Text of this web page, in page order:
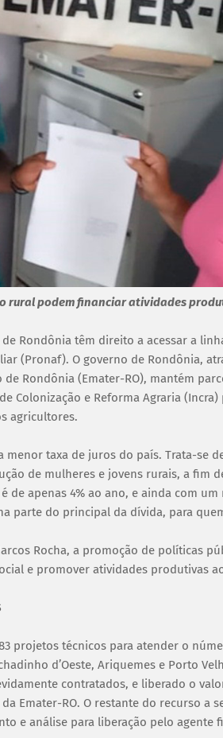
rural podem financiar atividades
Rondônia têm direito a acessar a
(Pronaf). O governo de Rondônia,
de Rondônia (Emater-RO), mantém
Colonização e Reforma Agraria
agricultores.
menor taxa de juros do país. Trata-se
de mulheres e jovens rurais, a fim
de apenas 4% ao ano, e ainda com
parte do principal da dívida, para
Rocha, a promoção de políticas
e promover atividades produtivas
projetos técnicos para atender o
d’Oeste, Ariquemes e Porto
contratados, e liberado o
Emater-RO. O restante do recurso a
e análise para liberação pelo agente